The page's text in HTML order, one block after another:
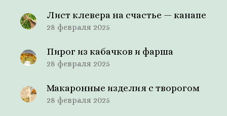
Лист клевера на счастье — канапе
28 февраля 2025
Пирог из кабачков и фарша
28 февраля 2025
Макаронные изделия с творогом
28 февраля 2025